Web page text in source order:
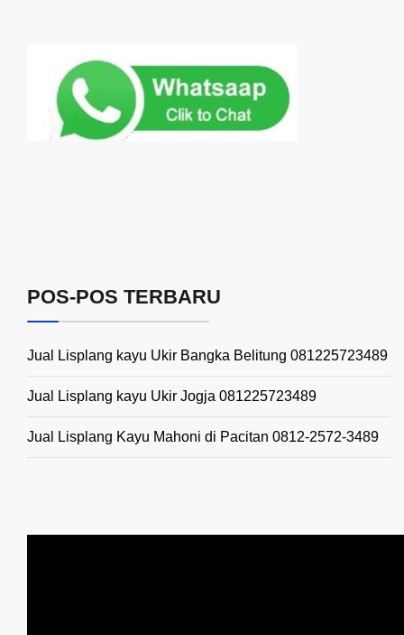
POS-POS TERBARU
Jual Lisplang kayu Ukir Bangka Belitung 081225723489
Jual Lisplang kayu Ukir Jogja 081225723489
Jual Lisplang Kayu Mahoni di Pacitan 0812-2572-3489